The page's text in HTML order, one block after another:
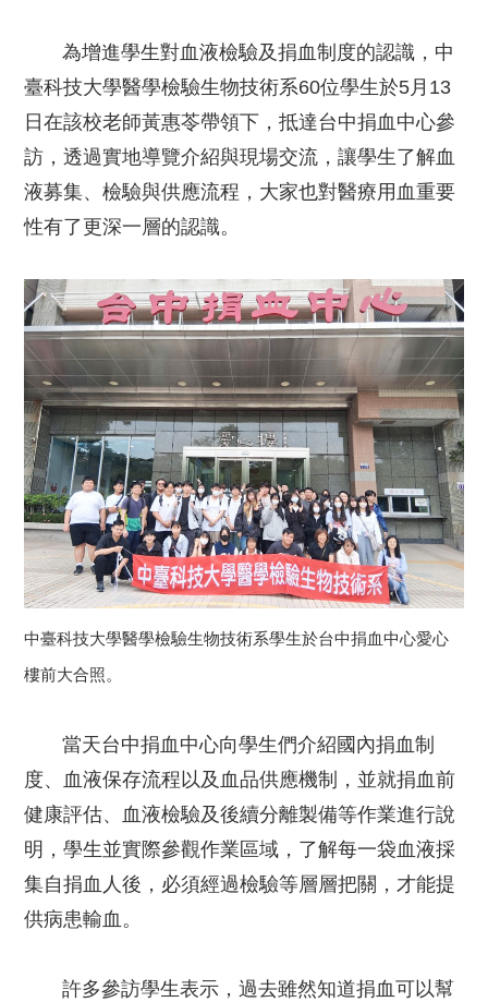
為增進學生對血液檢驗及捐血制度的認識，中
臺科技大學醫學檢驗生物技術系60位學生於5月13
日在該校老師黃惠苓帶領下，抵達台中捐血中心參
訪，透過實地導覽介紹與現場交流，讓學生了解血
液募集、檢驗與供應流程，大家也對醫療用血重要
性有了更深一層的認識。
中臺科技大學醫學檢驗生物技術系學生於台中捐血中心愛心
樓前大合照。
當天台中捐血中心向學生們介紹國內捐血制
度、血液保存流程以及血品供應機制，並就捐血前
健康評估、血液檢驗及後續分離製備等作業進行說
明，學生並實際參觀作業區域，了解每一袋血液採
集自捐血人後，必須經過檢驗等層層把關，才能提
供病患輸血。
許多參訪學生表示，過去雖然知道捐血可以幫